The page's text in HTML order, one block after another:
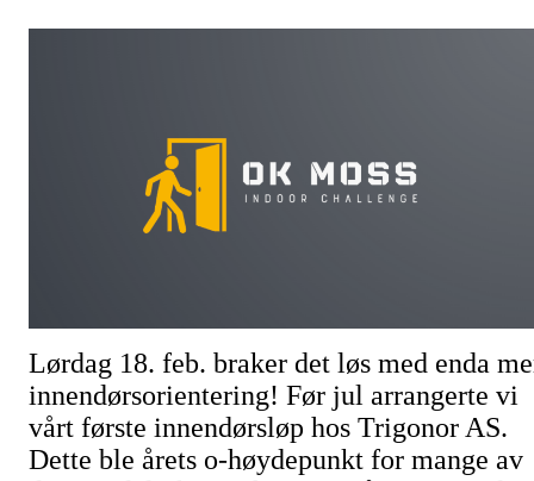
Lørdag 18. feb. braker det løs med enda
innendørsorientering! Før jul arrangerte vi
vårt første innendørsløp hos Trigonor AS.
Dette ble årets o-høydepunkt for mange av